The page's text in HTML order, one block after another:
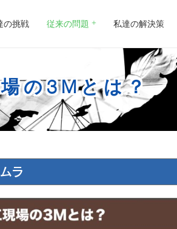
の挑戦 従来の問題 私達の解決策
の3Mとは？
ラ